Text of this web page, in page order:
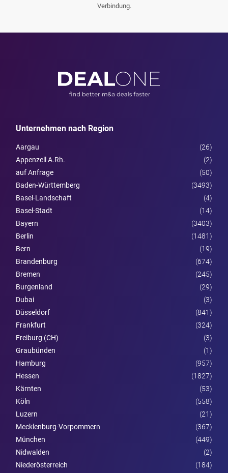
Verbindung.
Unternehmen nach Region
Aargau
(26)
Appenzell A.Rh.
(2)
auf Anfrage
(50)
Baden-Württemberg
(3493)
Basel-Landschaft
(4)
Basel-Stadt
(14)
Bayern
(3403)
Berlin
(1481)
Bern
(19)
Brandenburg
(674)
Bremen
(245)
Burgen­land
(29)
Dubai
(3)
Düsseldorf
(841)
Frankfurt
(324)
Freiburg (CH)
(3)
Graubünden
(1)
Hamburg
(957)
Hessen
(1827)
Kärnten
(53)
Köln
(558)
Luzern
(21)
Mecklenburg-Vorpommern
(367)
München
(449)
Nidwalden
(2)
Nieder­österreich
(184)